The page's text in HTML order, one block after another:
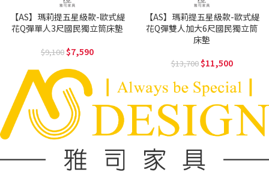
【AS】瑪莉提五星級款-歐式緹
花Q彈單人3尺國民獨立筒床墊
9,100 7,590
【AS】瑪莉提五星級款-歐式緹
花Q彈雙人加大6尺國民獨立筒
床墊
13,700 11,500